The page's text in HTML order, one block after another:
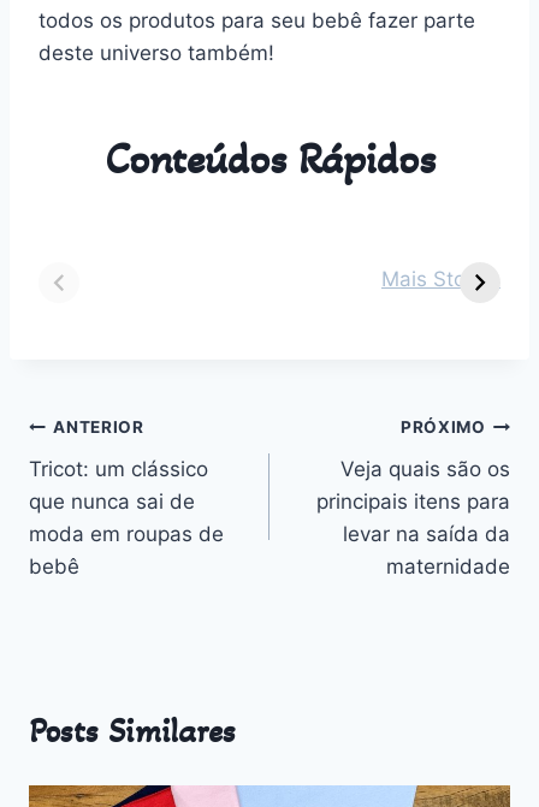
todos os produtos para seu bebê fazer parte
deste universo também!
Conteúdos Rápidos
Mais Stories
seu bebê de 2
sobre Parto
Navegação
de
Post
ANTERIOR
Tricot: um clássico
que nunca sai de
moda em roupas de
bebê
PRÓXIMO
Veja quais são os
principais itens para
levar na saída da
maternidade
Posts Similares